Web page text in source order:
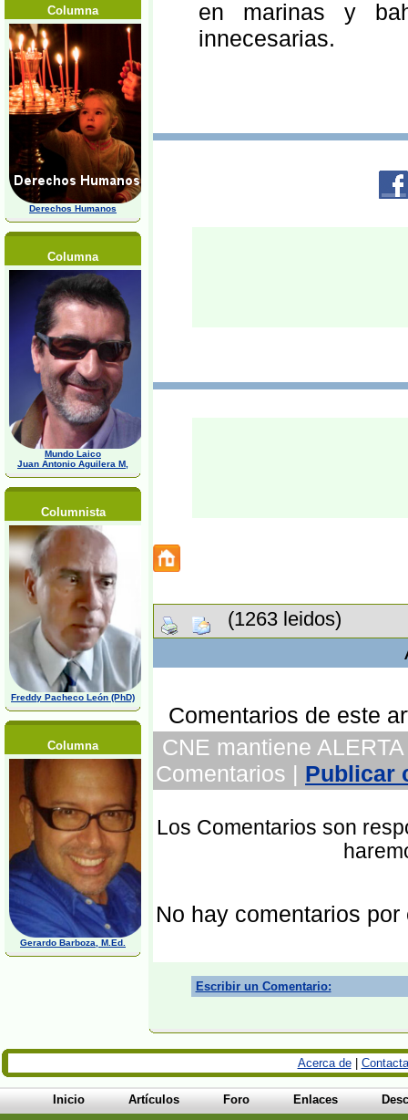
Columna
Derechos Humanos
Columna
Mundo Laico
Juan Antonio Aguilera M,
Columnista
Freddy Pacheco León (PhD)
Columna
Gerardo Barboza, M.Ed.
en marinas y
innecesarias.
(1263 leidos)
Comentarios de este
CNE mantiene
Comentarios | Publicar
Los Comentarios son
No hay comentarios por
Escribir un Comentario:
Acerca de|
Inicio Artículos Foro Enlaces